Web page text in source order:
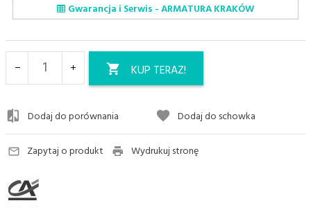
Gwarancja i Serwis - ARMATURA KRAKÓW
KUP TERAZ!
Dodaj do porównania Dodaj do schowka
Zapytaj o produkt Wydrukuj stronę